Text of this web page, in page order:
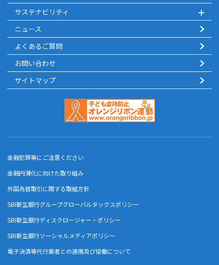
サステナビリティ
ニュース
よくあるご質問
お問い合わせ
サイトマップ
金融犯罪等にご注意ください
金融円滑化に向けた取り組み
外国為替取引に関する取組方針
SBI新生銀行グループグローバルタックスポリシー
SBI新生銀行ディスクロージャー・ポリシー
SBI新生銀行ソーシャルメディアポリシー
電子決済等代行業者との連携及び協働について